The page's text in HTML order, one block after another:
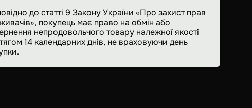
до статті 9 Закону України «Про захист прав
покупець має право на обмін або
непродовольчого товару належної якості
14 календарних днів, не враховуючи день